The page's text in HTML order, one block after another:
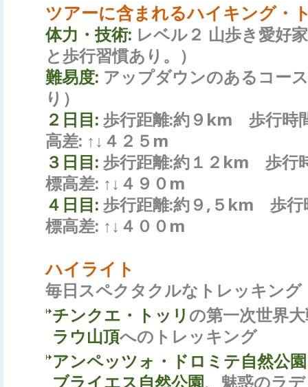
ツアーに含まれるハイキング・
体力・技術: レベル２ 山歩き愛好
と歩行習慣あり。）
難易度: アップダウンのあるコー
り）
２日目: 歩行距離:約９km 歩行時
高差: ↑↓４２５m
３日目:歩行距離:約１２km 歩行
標高差: ↑↓４９０m
４日目: 歩行距離:約９,５km 歩
標高差: ↑↓４００m
ハイライト
毎日スペクタクルなトレッキング
チンクエ・トッリ の第一次世界
ラウ山頂へのトレッキング
アンペッツォ・ドロミテ自然公園
ブライエス自然公園、魅惑のラ